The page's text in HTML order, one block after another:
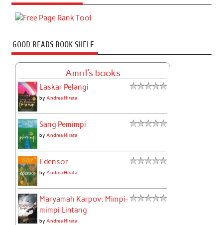
GOOD READS BOOK SHELF
Amril's books
Laskar Pelangi
byAndrea Hirata
Sang Pemimpi
byAndrea Hirata
Edensor
byAndrea Hirata
Maryamah Karpov: Mimpi-
mimpi Lintang
byAndrea Hirata